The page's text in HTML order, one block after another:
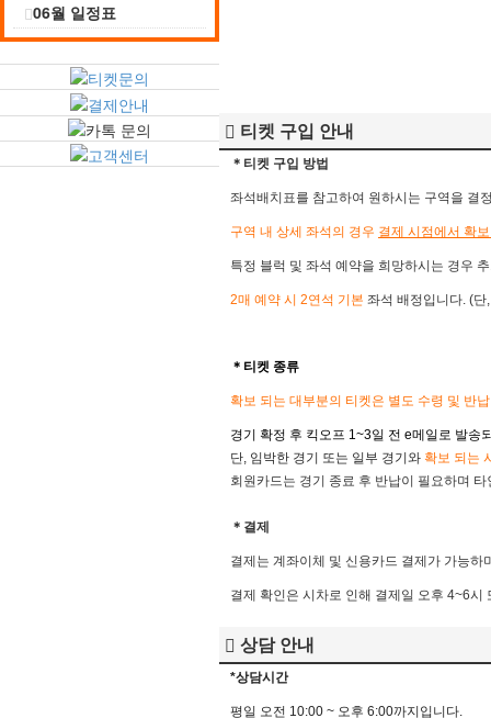
06월 일정표
티켓 구입 안내
＊티켓 구입 방법
좌석배치표를 참고하여 원하시는 구역을 결
구역 내 상세 좌석의 경우 결제 시점에서 확
특정 블럭 및 좌석 예약을 희망하시는 경우
2매 예약 시 2연석 기본 좌석 배정입니다. (
＊​ 티켓 종류
확보 되는 대부분의 티켓은 별도 수령 및 반
경기 확정 후 킥오프 1~3일 전 e메일로 발송
단, 임박한 경기 또는 일부 경기와 확보 되는
회원카드는 경기 종료 후 반납이 필요하며
＊결제
결제는 계좌이체 및 신용카드 결제가 가능
결제 확인은 시차로 인해 결제일 오후 4~6
상담 안내
*상담시간
평일 오전 10:00 ~ 오후 6:00까지입니다.